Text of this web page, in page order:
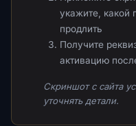
укажите, какой
продлить
Получите
активацию
Скриншот с сайта
уточнять детали.